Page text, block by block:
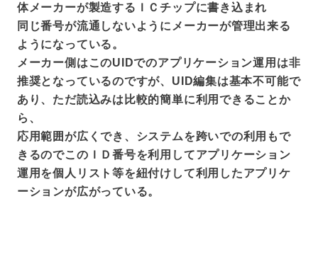
体メーカーが製造するＩＣチップに書き込まれ
同じ番号が流通しないようにメーカーが管理出来る
ようになっている。
メーカー側はこのUIDでのアプリケーション運用は非
推奨となっているのですが、UID編集は基本不可能で
あり、ただ読込みは比較的簡単に利用できることか
ら、
応用範囲が広くでき、システムを跨いでの利用もで
きるのでこのＩＤ番号を利用してアプリケーション
運用を個人リスト等を紐付けして利用したアプリケ
ーションが広がっている。